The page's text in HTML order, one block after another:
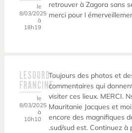
le
8/03/2025
à
18h19
retrouver à Zagora sans
merci pour l
LESOURD
FRANCINE
le
8/03/2025
à
10h10
Toujours des photos et
commentaires qui
visiter ces lieux. MERCI.
Mauritanie Jacques et
encore des magnifiques
.sud/sud est. Continuez à